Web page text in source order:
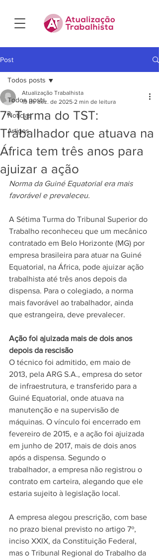
Post
Todos posts
Notícias
Artigos
Todos posts
7ª Turma do TST:
Trabalhador que atuava na
África tem três anos para
ajuizar a ação
Atualização Trabalhista
19 de dez. de 2025 2 min de leitura
Norma da Guiné Equatorial era mais
favorável e prevaleceu.
A Sétima Turma do Tribunal Superior do
Trabalho reconheceu que um mecânico
contratado em Belo Horizonte (MG) por
empresa brasileira para atuar na Guiné
Equatorial, na África, pode ajuizar ação
trabalhista até três anos depois da
dispensa. Para o colegiado, a norma
mais favorável ao trabalhador, ainda
que estrangeira, deve prevalecer.
Ação foi ajuizada mais de dois anos
depois da rescisão
O técnico foi admitido, em maio de
2013, pela ARG S.A., empresa do setor
de infraestrutura, e transferido para a
Guiné Equatorial, onde atuava na
manutenção e na supervisão de
máquinas. O vínculo foi encerrado em
fevereiro de 2015, e a ação foi ajuizada
em junho de 2017, mais de dois anos
após a dispensa. Segundo o
trabalhador, a empresa não registrou o
contrato em carteira, alegando que ele
estaria sujeito à legislação local.
A empresa alegou prescrição, com base
no prazo bienal previsto no artigo 7º,
inciso XXIX, da Constituição Federal,
mas o Tribunal Regional do Trabalho da